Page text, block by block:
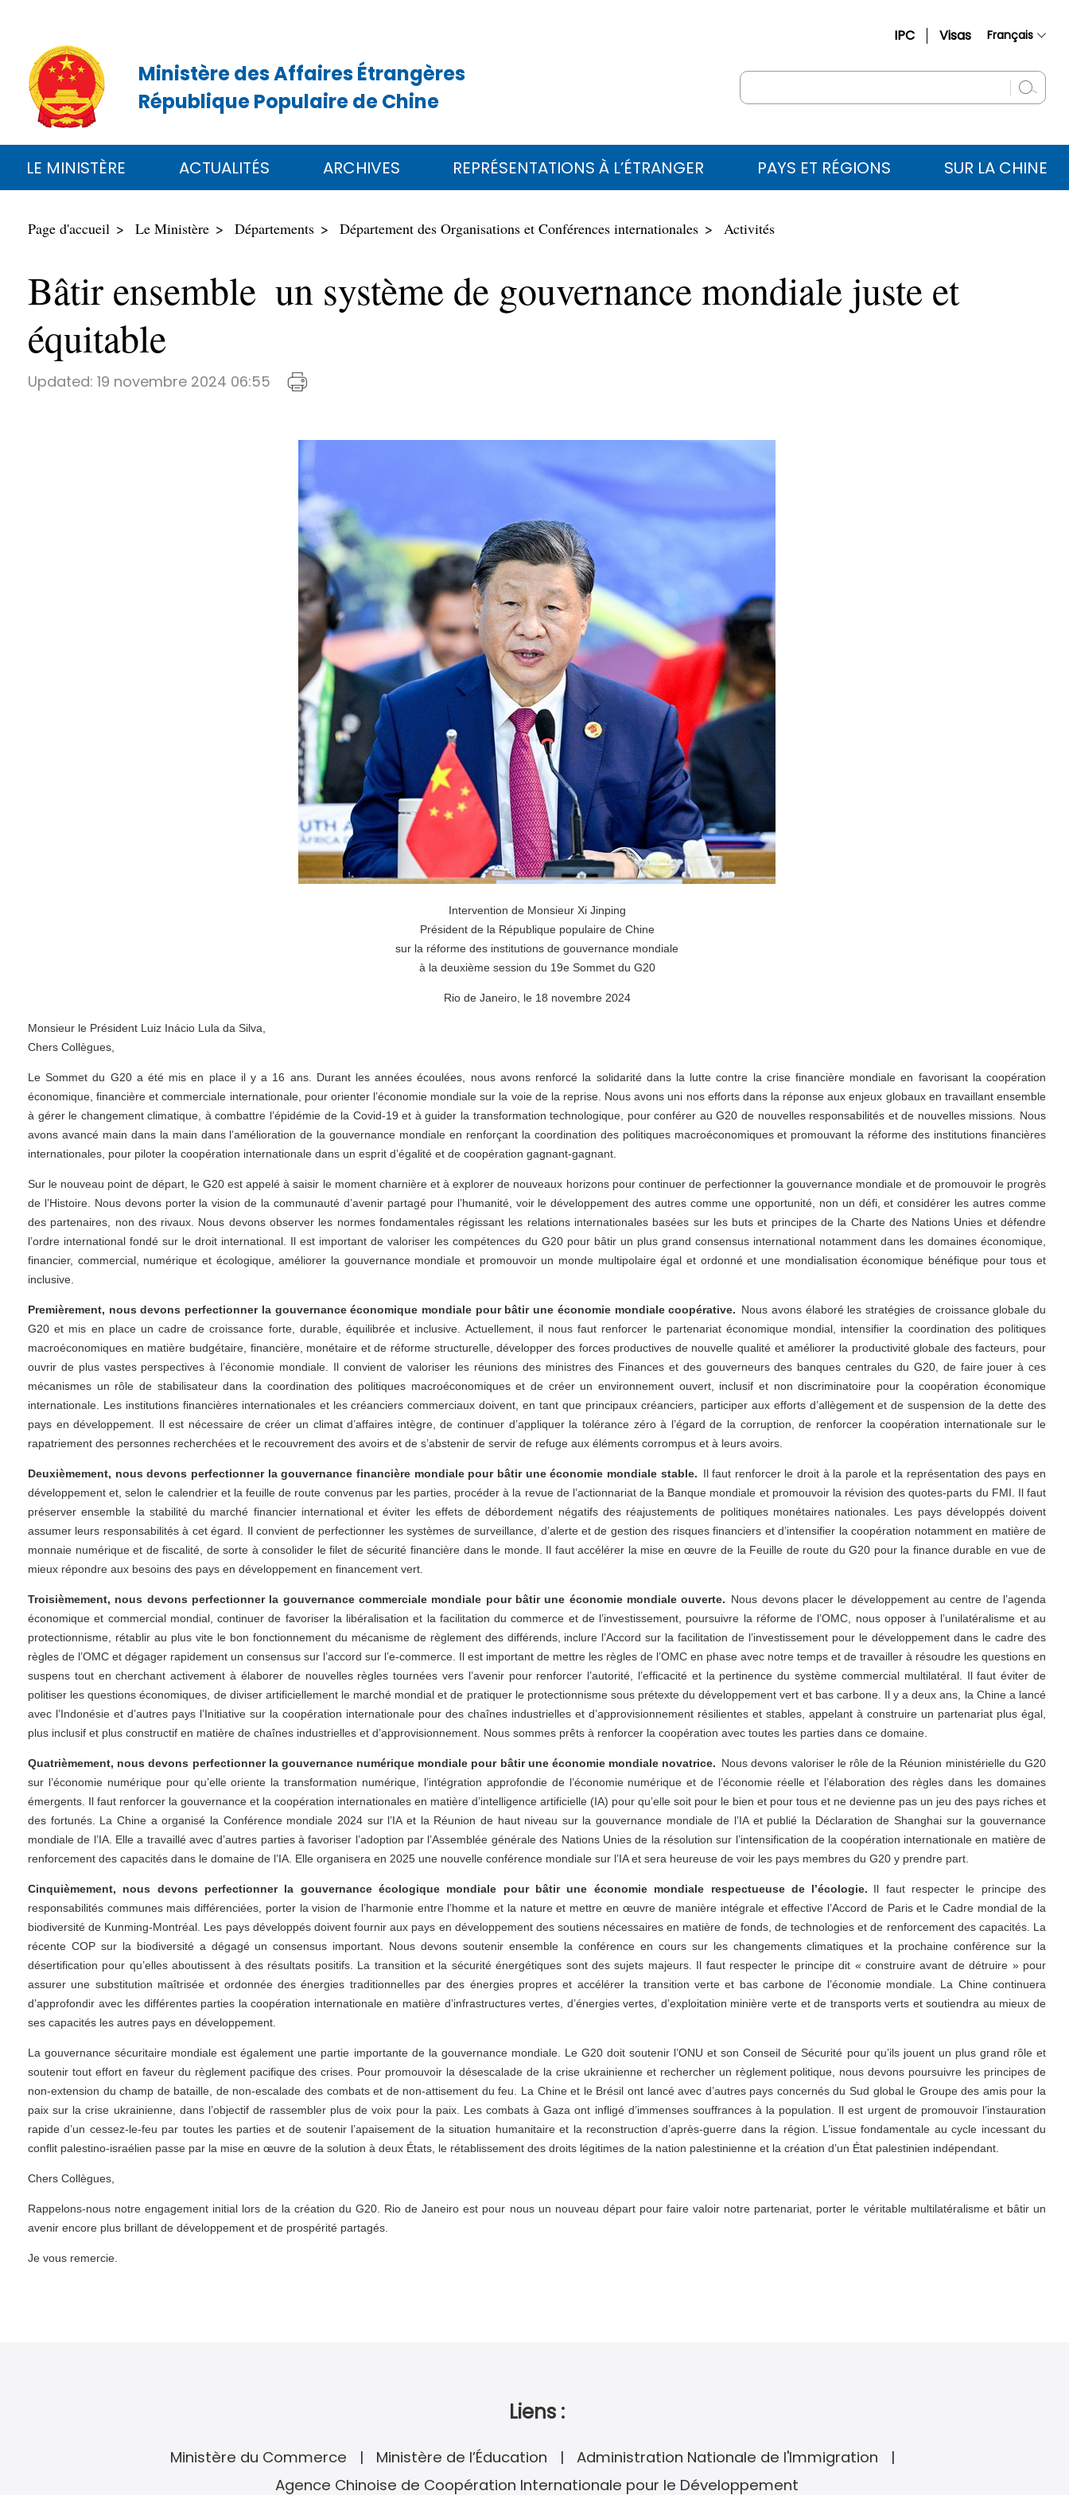
IPC Visas Français
English
عربي
Ministère des Affaires Étrangères
République Populaire de Chine
LE MINISTÈRE ACTUALITÉS ARCHIVES REPRÉSENTATIONS À L’ÉTRANGER PAYS ET RÉGIONS SUR LA CHINE
Page d'accueil Le Ministère Départements Département des Organisations et Conférences internationales Activités
Bâtir ensemble un système de gouvernance mondiale juste et
équitable
Updated: 19 novembre 2024 06:55
Intervention de Monsieur Xi Jinping
Président de la République populaire de Chine
sur la réforme des institutions de gouvernance mondiale
à la deuxième session du 19e Sommet du G20
Rio de Janeiro, le 18 novembre 2024
Monsieur le Président Luiz Inácio Lula da Silva,
Chers Collègues,
Le Sommet du G20 a été mis en place il y a 16 ans. Durant les années écoulées, nous avons renforcé la solidarité dans la lutte contre la crise financière mondiale en favorisant la coopération
économique, financière et commerciale internationale, pour orienter l’économie mondiale sur la voie de la reprise. Nous avons uni nos efforts dans la réponse aux enjeux globaux en travaillant ensemble
à gérer le changement climatique, à combattre l’épidémie de la Covid-19 et à guider la transformation technologique, pour conférer au G20 de nouvelles responsabilités et de nouvelles missions. Nous
avons avancé main dans la main dans l’amélioration de la gouvernance mondiale en renforçant la coordination des politiques macroéconomiques et promouvant la réforme des institutions financières
internationales, pour piloter la coopération internationale dans un esprit d’égalité et de coopération gagnant-gagnant.
Sur le nouveau point de départ, le G20 est appelé à saisir le moment charnière et à explorer de nouveaux horizons pour continuer de perfectionner la gouvernance mondiale et de promouvoir le progrès
de l’Histoire. Nous devons porter la vision de la communauté d’avenir partagé pour l’humanité, voir le développement des autres comme une opportunité, non un défi, et considérer les autres comme
des partenaires, non des rivaux. Nous devons observer les normes fondamentales régissant les relations internationales basées sur les buts et principes de la Charte des Nations Unies et défendre
l’ordre international fondé sur le droit international. Il est important de valoriser les compétences du G20 pour bâtir un plus grand consensus international notamment dans les domaines économique,
financier, commercial, numérique et écologique, améliorer la gouvernance mondiale et promouvoir un monde multipolaire égal et ordonné et une mondialisation économique bénéfique pour tous et
inclusive.
Premièrement, nous devons perfectionner la gouvernance économique mondiale pour bâtir une économie mondiale coopérative. Nous avons élaboré les stratégies de croissance globale du
G20 et mis en place un cadre de croissance forte, durable, équilibrée et inclusive. Actuellement, il nous faut renforcer le partenariat économique mondial, intensifier la coordination des politiques
macroéconomiques en matière budgétaire, financière, monétaire et de réforme structurelle, développer des forces productives de nouvelle qualité et améliorer la productivité globale des facteurs, pour
ouvrir de plus vastes perspectives à l’économie mondiale. Il convient de valoriser les réunions des ministres des Finances et des gouverneurs des banques centrales du G20, de faire jouer à ces
mécanismes un rôle de stabilisateur dans la coordination des politiques macroéconomiques et de créer un environnement ouvert, inclusif et non discriminatoire pour la coopération économique
internationale. Les institutions financières internationales et les créanciers commerciaux doivent, en tant que principaux créanciers, participer aux efforts d’allègement et de suspension de la dette des
pays en développement. Il est nécessaire de créer un climat d’affaires intègre, de continuer d’appliquer la tolérance zéro à l’égard de la corruption, de renforcer la coopération internationale sur le
rapatriement des personnes recherchées et le recouvrement des avoirs et de s’abstenir de servir de refuge aux éléments corrompus et à leurs avoirs.
Deuxièmement, nous devons perfectionner la gouvernance financière mondiale pour bâtir une économie mondiale stable. Il faut renforcer le droit à la parole et la représentation des pays en
développement et, selon le calendrier et la feuille de route convenus par les parties, procéder à la revue de l’actionnariat de la Banque mondiale et promouvoir la révision des quotes-parts du FMI. Il faut
préserver ensemble la stabilité du marché financier international et éviter les effets de débordement négatifs des réajustements de politiques monétaires nationales. Les pays développés doivent
assumer leurs responsabilités à cet égard. Il convient de perfectionner les systèmes de surveillance, d’alerte et de gestion des risques financiers et d’intensifier la coopération notamment en matière de
monnaie numérique et de fiscalité, de sorte à consolider le filet de sécurité financière dans le monde. Il faut accélérer la mise en œuvre de la Feuille de route du G20 pour la finance durable en vue de
mieux répondre aux besoins des pays en développement en financement vert.
Troisièmement, nous devons perfectionner la gouvernance commerciale mondiale pour bâtir une économie mondiale ouverte. Nous devons placer le développement au centre de l’agenda
économique et commercial mondial, continuer de favoriser la libéralisation et la facilitation du commerce et de l’investissement, poursuivre la réforme de l’OMC, nous opposer à l’unilatéralisme et au
protectionnisme, rétablir au plus vite le bon fonctionnement du mécanisme de règlement des différends, inclure l’Accord sur la facilitation de l’investissement pour le développement dans le cadre des
règles de l’OMC et dégager rapidement un consensus sur l’accord sur l’e-commerce. Il est important de mettre les règles de l’OMC en phase avec notre temps et de travailler à résoudre les questions en
suspens tout en cherchant activement à élaborer de nouvelles règles tournées vers l’avenir pour renforcer l’autorité, l’efficacité et la pertinence du système commercial multilatéral. Il faut éviter de
politiser les questions économiques, de diviser artificiellement le marché mondial et de pratiquer le protectionnisme sous prétexte du développement vert et bas carbone. Il y a deux ans, la Chine a lancé
avec l’Indonésie et d’autres pays l’Initiative sur la coopération internationale pour des chaînes industrielles et d’approvisionnement résilientes et stables, appelant à construire un partenariat plus égal,
plus inclusif et plus constructif en matière de chaînes industrielles et d’approvisionnement. Nous sommes prêts à renforcer la coopération avec toutes les parties dans ce domaine.
Quatrièmement, nous devons perfectionner la gouvernance numérique mondiale pour bâtir une économie mondiale novatrice. Nous devons valoriser le rôle de la Réunion ministérielle du G20
sur l’économie numérique pour qu’elle oriente la transformation numérique, l’intégration approfondie de l’économie numérique et de l’économie réelle et l’élaboration des règles dans les domaines
émergents. Il faut renforcer la gouvernance et la coopération internationales en matière d’intelligence artificielle (IA) pour qu’elle soit pour le bien et pour tous et ne devienne pas un jeu des pays riches et
des fortunés. La Chine a organisé la Conférence mondiale 2024 sur l’IA et la Réunion de haut niveau sur la gouvernance mondiale de l’IA et publié la Déclaration de Shanghai sur la gouvernance
mondiale de l’IA. Elle a travaillé avec d’autres parties à favoriser l’adoption par l’Assemblée générale des Nations Unies de la résolution sur l’intensification de la coopération internationale en matière de
renforcement des capacités dans le domaine de l’IA. Elle organisera en 2025 une nouvelle conférence mondiale sur l’IA et sera heureuse de voir les pays membres du G20 y prendre part.
Cinquièmement, nous devons perfectionner la gouvernance écologique mondiale pour bâtir une économie mondiale respectueuse de l’écologie. Il faut respecter le principe des
responsabilités communes mais différenciées, porter la vision de l’harmonie entre l’homme et la nature et mettre en œuvre de manière intégrale et effective l’Accord de Paris et le Cadre mondial de la
biodiversité de Kunming-Montréal. Les pays développés doivent fournir aux pays en développement des soutiens nécessaires en matière de fonds, de technologies et de renforcement des capacités. La
récente COP sur la biodiversité a dégagé un consensus important. Nous devons soutenir ensemble la conférence en cours sur les changements climatiques et la prochaine conférence sur la
désertification pour qu’elles aboutissent à des résultats positifs. La transition et la sécurité énergétiques sont des sujets majeurs. Il faut respecter le principe dit « construire avant de détruire » pour
assurer une substitution maîtrisée et ordonnée des énergies traditionnelles par des énergies propres et accélérer la transition verte et bas carbone de l’économie mondiale. La Chine continuera
d’approfondir avec les différentes parties la coopération internationale en matière d’infrastructures vertes, d’énergies vertes, d’exploitation minière verte et de transports verts et soutiendra au mieux de
ses capacités les autres pays en développement.
La gouvernance sécuritaire mondiale est également une partie importante de la gouvernance mondiale. Le G20 doit soutenir l’ONU et son Conseil de Sécurité pour qu’ils jouent un plus grand rôle et
soutenir tout effort en faveur du règlement pacifique des crises. Pour promouvoir la désescalade de la crise ukrainienne et rechercher un règlement politique, nous devons poursuivre les principes de
non-extension du champ de bataille, de non-escalade des combats et de non-attisement du feu. La Chine et le Brésil ont lancé avec d’autres pays concernés du Sud global le Groupe des amis pour la
paix sur la crise ukrainienne, dans l’objectif de rassembler plus de voix pour la paix. Les combats à Gaza ont infligé d’immenses souffrances à la population. Il est urgent de promouvoir l’instauration
rapide d’un cessez-le-feu par toutes les parties et de soutenir l’apaisement de la situation humanitaire et la reconstruction d’après-guerre dans la région. L’issue fondamentale au cycle incessant du
conflit palestino-israélien passe par la mise en œuvre de la solution à deux États, le rétablissement des droits légitimes de la nation palestinienne et la création d’un État palestinien indépendant.
Chers Collègues,
Rappelons-nous notre engagement initial lors de la création du G20. Rio de Janeiro est pour nous un nouveau départ pour faire valoir notre partenariat, porter le véritable multilatéralisme et bâtir un
avenir encore plus brillant de développement et de prospérité partagés.
Je vous remercie.
Liens :
Ministère du Commerce Ministère de l’Éducation
Administration Nationale de l'Immigration
Agence Chinoise de Coopération Internationale pour le Développement